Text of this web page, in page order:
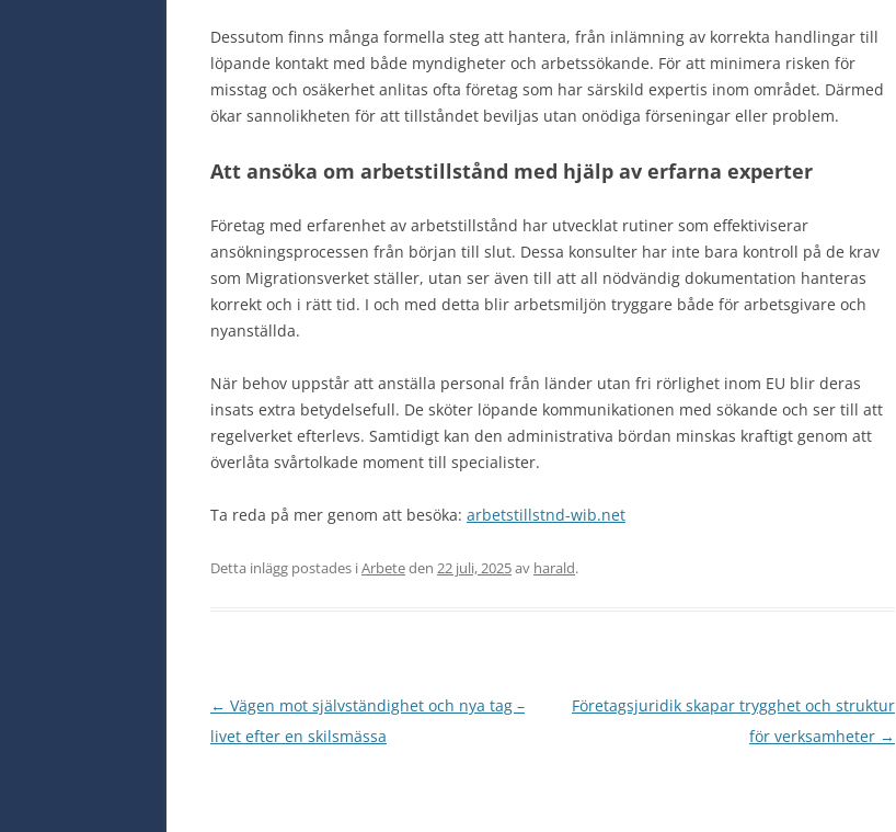
Dessutom finns många formella steg att hantera, från inlämning av korrekta handlingar till
löpande kontakt med både myndigheter och arbetssökande. För att minimera risken för
misstag och osäkerhet anlitas ofta företag som har särskild expertis inom området. Därmed
ökar sannolikheten för att tillståndet beviljas utan onödiga förseningar eller problem.
Att ansöka om arbetstillstånd med hjälp av erfarna experter
Företag med erfarenhet av arbetstillstånd har utvecklat rutiner som effektiviserar
ansökningsprocessen från början till slut. Dessa konsulter har inte bara kontroll på de krav
som Migrationsverket ställer, utan ser även till att all nödvändig dokumentation hanteras
korrekt och i rätt tid. I och med detta blir arbetsmiljön tryggare både för arbetsgivare och
nyanställda.
När behov uppstår att anställa personal från länder utan fri rörlighet inom EU blir deras
insats extra betydelsefull. De sköter löpande kommunikationen med sökande och ser till att
regelverket efterlevs. Samtidigt kan den administrativa bördan minskas kraftigt genom att
överlåta svårtolkade moment till specialister.
Ta reda på mer genom att besöka: arbetstillstnd-wib.net
Detta inlägg postades iArbeteden 22 juli, 2025av harald.
Inläggsnavigering
← Vägen mot självständighet och nya tag –
livet efter en skilsmässa
Företagsjuridik skapar trygghet och struktur
för verksamheter →